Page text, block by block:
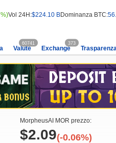
Vol 24H:$224.10 BDominanza BTC:
Valute
60741
Exchange
373
MorpheusAI MOR prezzo:
$2.09(-0.06%)